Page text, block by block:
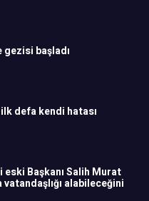
başladı
defa kendi hatası
Başkanı Salih Murat
alabileceğini